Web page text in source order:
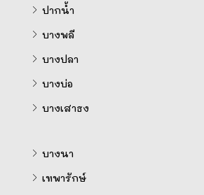
ปากน้ำ
บางพลี
บางปลา
บางบ่อ
บางเสาธง
บางนา
เทพารักษ์